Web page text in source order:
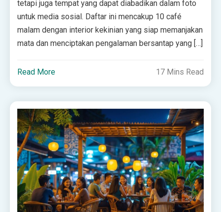
tetapi juga tempat yang dapat diabadikan dalam foto
untuk media sosial. Daftar ini mencakup 10 café
malam dengan interior kekinian yang siap memanjakan
mata dan menciptakan pengalaman bersantap yang […]
Read More 17 Mins Read